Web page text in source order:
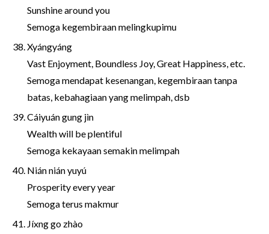
Sunshine around you
Semoga kegembiraan melingkupimu
Xyángyáng
Vast Enjoyment, Boundless Joy, Great Happiness, etc.
Semoga mendapat kesenangan, kegembiraan tanpa
batas, kebahagiaan yang melimpah, dsb
Cáiyuán gung jìn
Wealth will be plentiful
Semoga kekayaan semakin melimpah
Nián nián yuyú
Prosperity every year
Semoga terus makmur
Jíxng go zhào